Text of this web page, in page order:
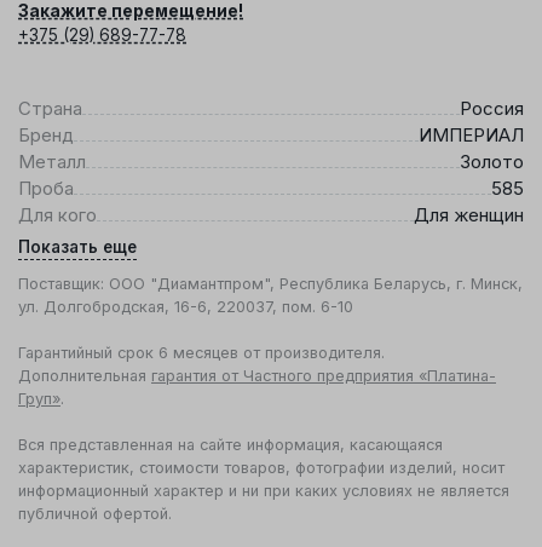
Закажите перемещение!
+375 (29) 689-77-78
Страна
Россия
Бренд
ИМПЕРИАЛ
Металл
Золото
Проба
585
Для кого
Для женщин
Показать еще
Поставщик: ООО "Диамантпром", Республика Беларусь, г. Минск,
ул. Долгобродская, 16-6, 220037, пом. 6-10
Гарантийный срок 6 месяцев от производителя.
Дополнительная гарантия от Частного предприятия «Платина-
Груп».
Вся представленная на сайте информация, касающаяся
характеристик, стоимости товаров, фотографии изделий, носит
информационный характер и ни при каких условиях не является
публичной офертой.